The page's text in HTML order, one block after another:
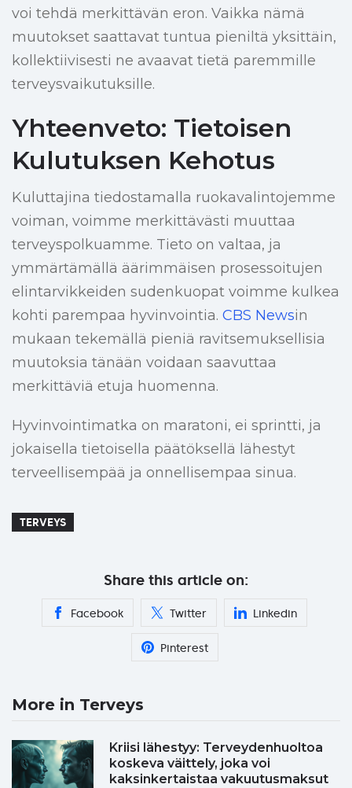
voi tehdä merkittävän eron. Vaikka nämä
muutokset saattavat tuntua pieniltä yksittäin,
kollektiivisesti ne avaavat tietä paremmille
terveysvaikutuksille.
Yhteenveto: Tietoisen
Kulutuksen Kehotus
Kuluttajina tiedostamalla ruokavalintojemme
voiman, voimme merkittävästi muuttaa
terveyspolkuamme. Tieto on valtaa, ja
ymmärtämällä äärimmäisen prosessoitujen
elintarvikkeiden sudenkuopat voimme kulkea
kohti parempaa hyvinvointia. CBS Newsin
mukaan tekemällä pieniä ravitsemuksellisia
muutoksia tänään voidaan saavuttaa
merkittäviä etuja huomenna.
Hyvinvointimatka on maratoni, ei sprintti, ja
jokaisella tietoisella päätöksellä lähestyt
terveellisempää ja onnellisempaa sinua.
TERVEYS
Share this article on:
Facebook Twitter Linkedin
Pinterest
More in Terveys
Kriisi lähestyy: Terveydenhuoltoa
koskeva väittely, joka voi
kaksinkertaistaa vakuutusmaksut